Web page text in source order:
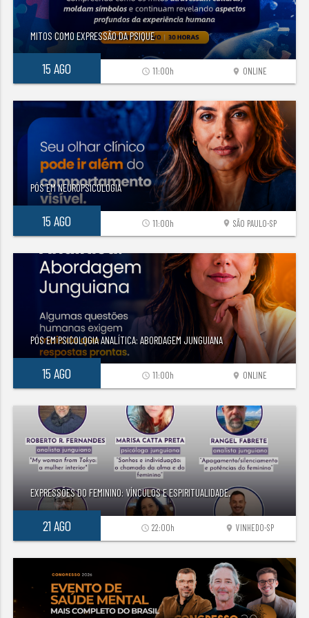
MITOS COMO EXPRESSÃO DA PSIQUE
15 AGO location_on ONLINE
access_time 11:00h
PÓS EM NEUROPSICOLOGIA
15 AGO location_on SÃO PAULO-SP
access_time 11:00h
PÓS EM PSICOLOGIA ANALÍTICA: ABORDAGEM JUNGUIANA
15 AGO location_on ONLINE
access_time 11:00h
EXPRESSÕES DO FEMININO: VÍNCULOS E ESPIRITUALIDADE.
21 AGO location_on VINHEDO-SP
access_time 22:00h